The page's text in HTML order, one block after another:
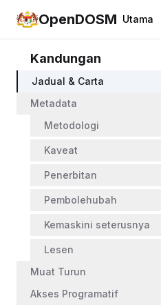
OpenDOSM Utama
Kandungan
Jadual & Carta
Metadata
Metodologi
Kaveat
Penerbitan
Pembolehubah
Kemaskini seterusnya
Lesen
Muat Turun
Akses Programatif